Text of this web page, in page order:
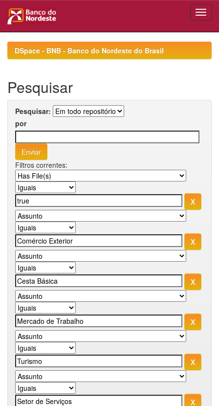
navigationDSpace - BNB - Banco do Nordeste do Brasil
Pesquisar
Pesquisar:
por
Filtros correntes: